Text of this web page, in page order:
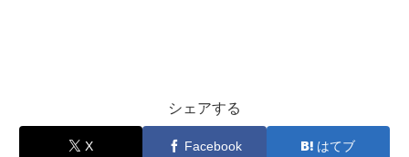
シェアする
X Facebook はてブ